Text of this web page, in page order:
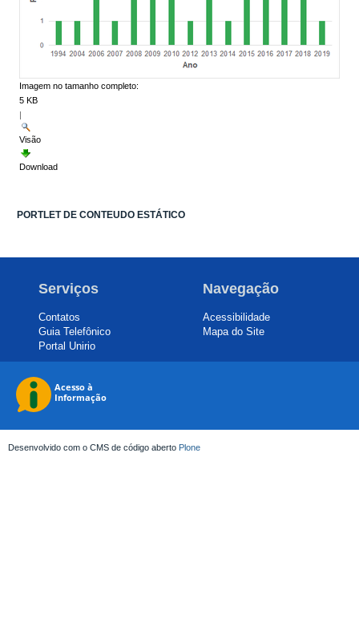
Imagem no tamanho completo:
5 KB
|
Visão
Download
PORTLET DE CONTEUDO ESTÁTICO
Serviços
Contatos
Guia Telefônico
Portal Unirio
Navegação
Acessibilidade
Mapa do Site
Desenvolvido com o CMS de código aberto Plone